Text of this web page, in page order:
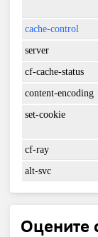
cache-control
server
cf-cache-status
content-encoding
set-cookie
cf-ray
alt-svc
Оцените